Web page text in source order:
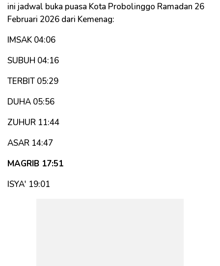
ini jadwal buka puasa Kota Probolinggo Ramadan 26
Februari 2026 dari Kemenag:
IMSAK 04:06
SUBUH 04:16
TERBIT 05:29
DUHA 05:56
ZUHUR 11:44
ASAR 14:47
MAGRIB 17:51
ISYA' 19:01